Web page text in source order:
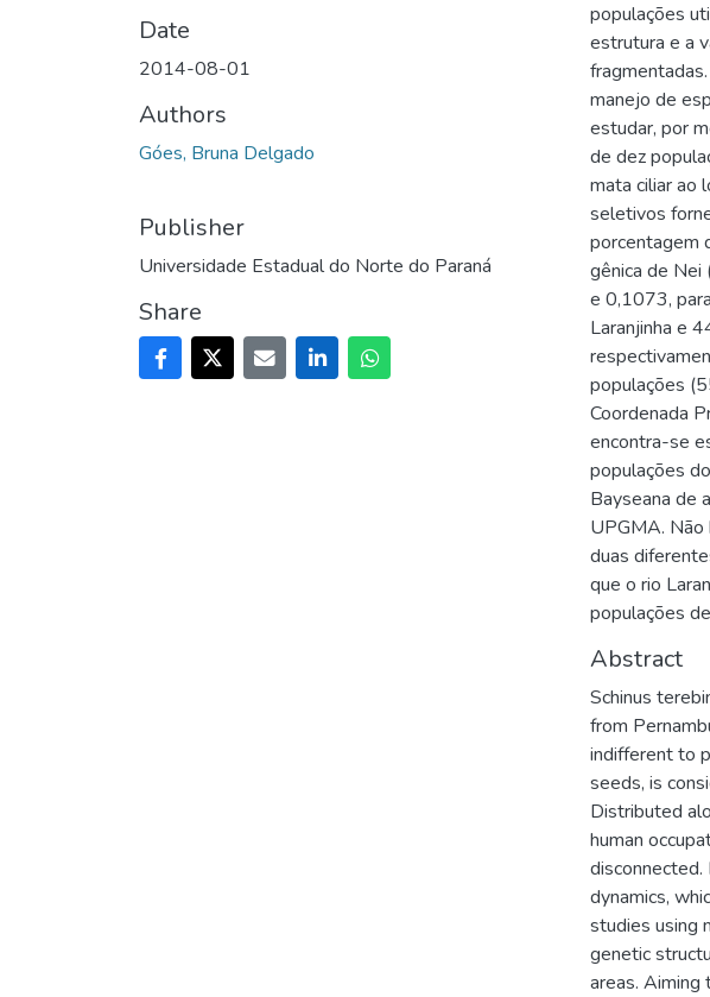
Date
2014-08-01
Authors
Góes, Bruna Delgado
Publisher
Universidade Estadual do Norte do Paraná
Share
populações
estrutura e a
manejo de
estudar, por
de dez
mata ciliar ao
seletivos
porcentagem
gênica de
e 0,1073,
Laranjinha e
populações
Coordenada
encontra-se
populações
Bayseana de
UPGMA. Não
duas
que o rio
populações
Abstract
Schinus
from
indifferent to
seeds, is
Distributed
human
dynamics,
studies using
genetic
areas.